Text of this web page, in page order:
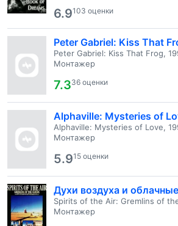
6.9103 оценки
Peter Gabriel: Kiss That
Peter Gabriel: Kiss That Frog,
Монтажер
7.336 оценки
Alphaville: Mysteries of
Alphaville: Mysteries of Love,
Монтажер
5.915 оценки
Духи воздуха и
Spirits of the Air: Gremlins of
Монтажер